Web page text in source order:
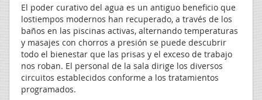
El poder curativo del agua es un antiguo beneficio que
lostiempos modernos han recuperado, a través de los
baños en las piscinas activas, alternando temperaturas
y masajes con chorros a presión se puede descubrir
todo el bienestar que las prisas y el exceso de trabajo
nos roban. El personal de la sala dirige los diversos
circuitos establecidos conforme a los tratamientos
programados.